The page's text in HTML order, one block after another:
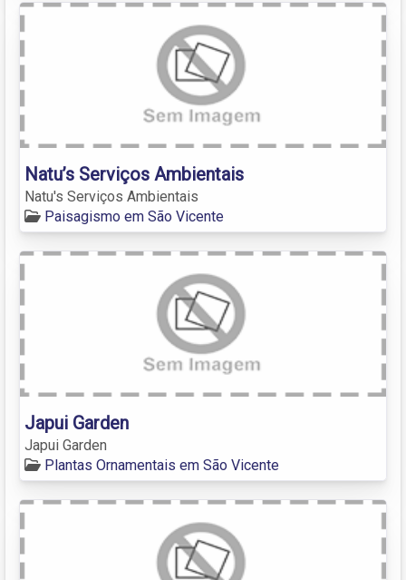
Natu’s Serviços Ambientais
Natu's Serviços Ambientais
Paisagismo em São Vicente
Japui Garden
Japui Garden
Plantas Ornamentais em São Vicente